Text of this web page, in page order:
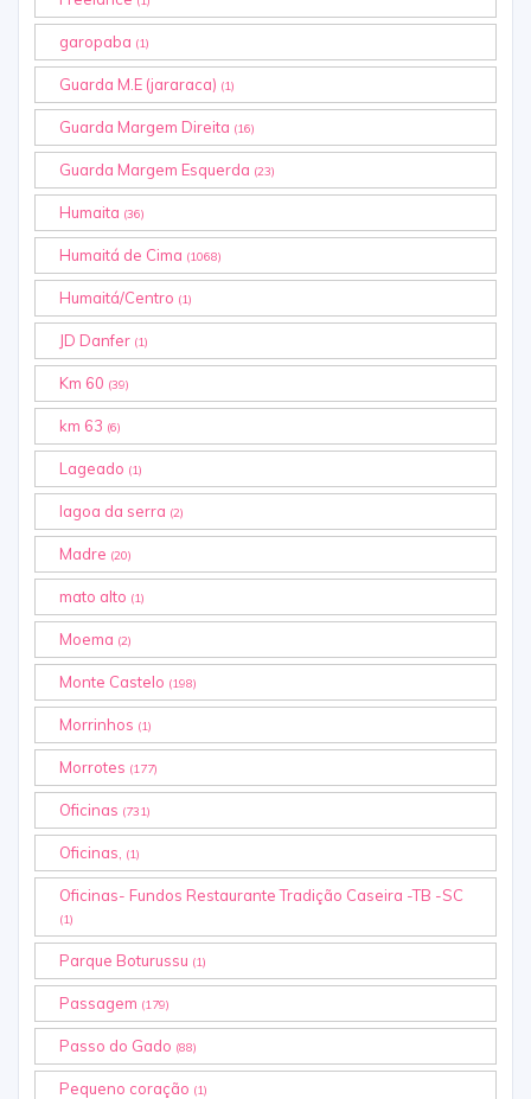
garopaba (1)
Guarda M.E (jararaca) (1)
Guarda Margem Direita (16)
Guarda Margem Esquerda (23)
Humaita (36)
Humaitá de Cima (1068)
Humaitá/Centro (1)
JD Danfer (1)
Km 60 (39)
km 63 (6)
Lageado (1)
lagoa da serra (2)
Madre (20)
mato alto (1)
Moema (2)
Monte Castelo (198)
Morrinhos (1)
Morrotes (177)
Oficinas (731)
Oficinas, (1)
Oficinas- Fundos Restaurante Tradição Caseira -TB -SC
(1)
Parque Boturussu (1)
Passagem (179)
Passo do Gado (88)
Pequeno coração (1)